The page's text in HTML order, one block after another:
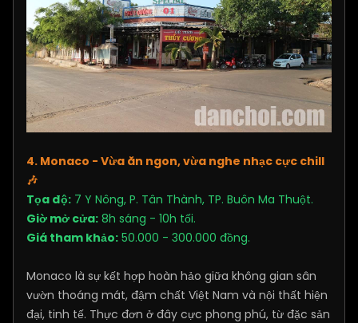
4. Monaco - Vừa ăn ngon, vừa nghe nhạc cực chill
🎶
Tọa độ: 7 Y Nông, P. Tân Thành, TP. Buôn Ma Thuột.
Giờ mở cửa: 8h sáng - 10h tối.
Giá tham khảo: 50.000 - 300.000 đồng.
Monaco là sự kết hợp hoàn hảo giữa không gian sân
vườn thoáng mát, đậm chất Việt Nam và nội thất hiện
đại, tinh tế. Thực đơn ở đây cực phong phú, từ đặc sản